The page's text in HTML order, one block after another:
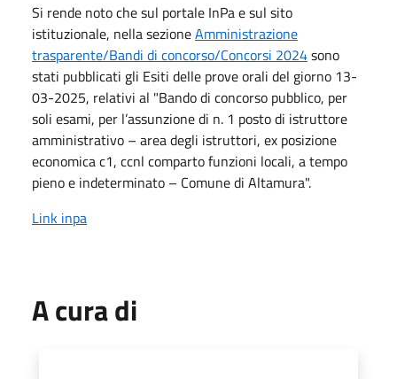
Si rende noto che sul portale InPa e sul sito
istituzionale, nella sezioneAmministrazione
trasparente/Bandi di concorso/Concorsi 2024sono
stati pubblicati gli Esiti delle prove orali del giorno 13-
03-2025, relativi al "Bando di concorso pubblico, per
soli esami, per l’assunzione di n. 1 posto di istruttore
amministrativo – area degli istruttori, ex posizione
economica c1, ccnl comparto funzioni locali, a tempo
pieno e indeterminato – Comune di Altamura".
Link inpa
A cura di